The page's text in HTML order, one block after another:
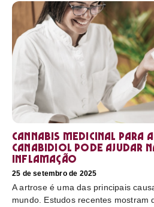
Cannabis medicinal
canabidiol pode ajudar
inflamação
25 de setembro de 2025
A artrose é uma das principais
mundo. Estudos recentes mostram